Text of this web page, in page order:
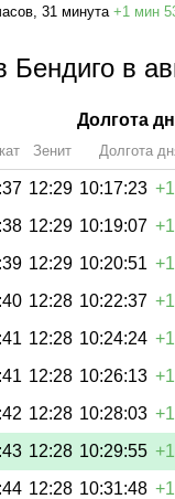
, 31 минута+1 мин
Бендиго в
Долгота
Зенит Долгота
12:29 10:17:23
12:29 10:19:07
12:29 10:20:51
12:28 10:22:37
12:28 10:24:24
12:28 10:26:13
12:28 10:28:03
12:28 10:29:55
12:28 10:31:48